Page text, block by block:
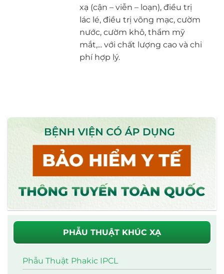
xạ (cận – viễn – loạn), điều trị
lác lé, điều trị võng mạc, cườm
nước, cườm khô, thẩm mỹ
mắt,... với chất lượng cao và chi
phí hợp lý.
PHẪU THUẬT KHÚC XẠ
Phẫu Thuật Phakic IPCL